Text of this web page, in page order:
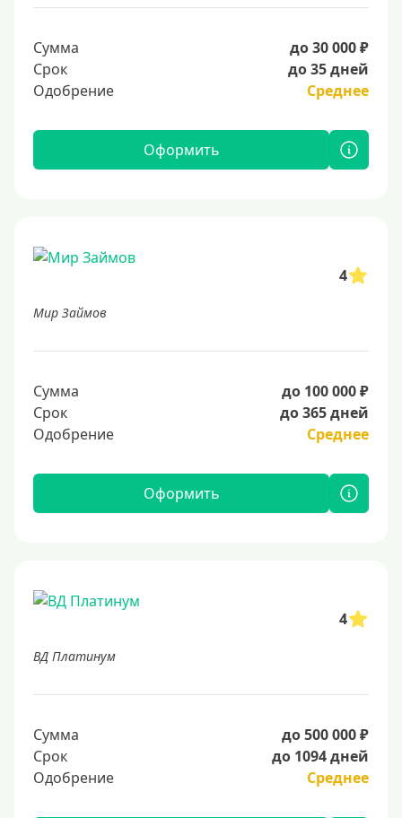
Сумма
до 30 000 ₽
Срок
до 35 дней
Одобрение
Среднее
Оформить
4
Мир Займов
Сумма
до 100 000 ₽
Срок
до 365 дней
Одобрение
Среднее
Оформить
4
ВД Платинум
Сумма
до 500 000 ₽
Срок
до 1094 дней
Одобрение
Среднее